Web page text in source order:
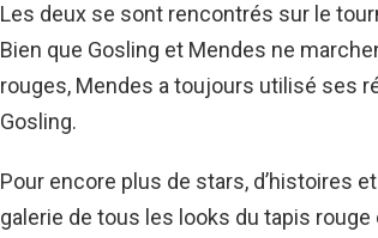
Les deux se sont rencontrés sur le
Bien que Gosling et Mendes ne
rouges, Mendes a toujours utilisé ses
Gosling.
Pour encore plus de stars, d’histoires
galerie de tous les looks du tapis